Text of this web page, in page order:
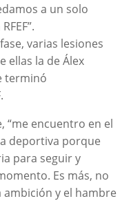
a un solo
varias lesiones
ellas la de Álex
terminó
“me encuentro en el
deportiva porque
para seguir y
Es más, no
y el hambre